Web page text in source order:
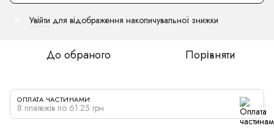
Увійти для відображення накопичувальної знижки
До обраного Порівняти
ОПЛАТА ЧАСТИНАМИ
8 платежів по 61.25 грн